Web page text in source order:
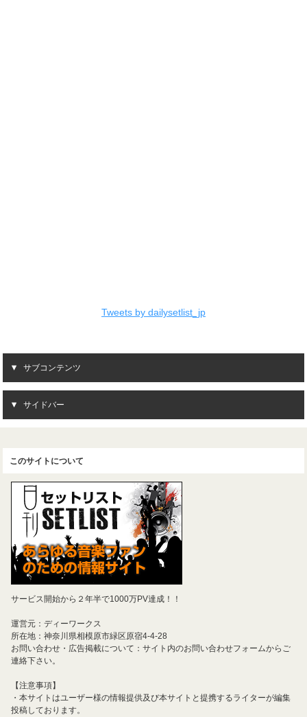
Tweets by dailysetlist_jp
サブコンテンツ
サイドバー
このサイトについて
サービス開始から２年半で1000万PV達成！！
運営元：ディーワークス
所在地：神奈川県相模原市緑区原宿4-4-28
お問い合わせ・広告掲載について：サイト内のお問い合わせフォームからご
連絡下さい。
【注意事項】
・本サイトはユーザー様の情報提供及び本サイトと提携するライターが編集
投稿しております。